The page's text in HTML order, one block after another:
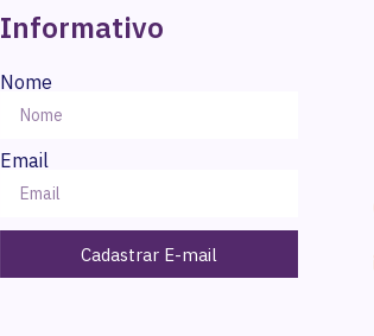
Informativo
Nome
Email
Cadastrar E-mail